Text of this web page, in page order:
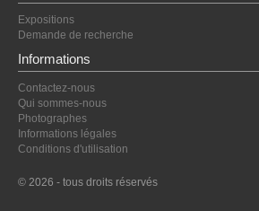
Expositions
Demande de recherche
Informations
Contactez-nous
Qui sommes-nous
Photographes
Informations légales
Conditions d'utilisation
© 2026 - tous droits réservés